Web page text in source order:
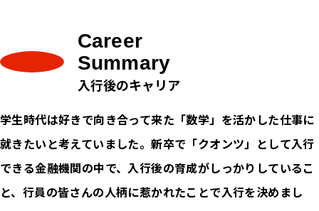
Career
Summary
入行後のキャリア
学生時代は好きで向き合って来た「数学」を活かした仕事に
就きたいと考えていました。新卒で「クオンツ」として入行
できる金融機関の中で、入行後の育成がしっかりしているこ
と、行員の皆さんの人柄に惹かれたことで入行を決めまし